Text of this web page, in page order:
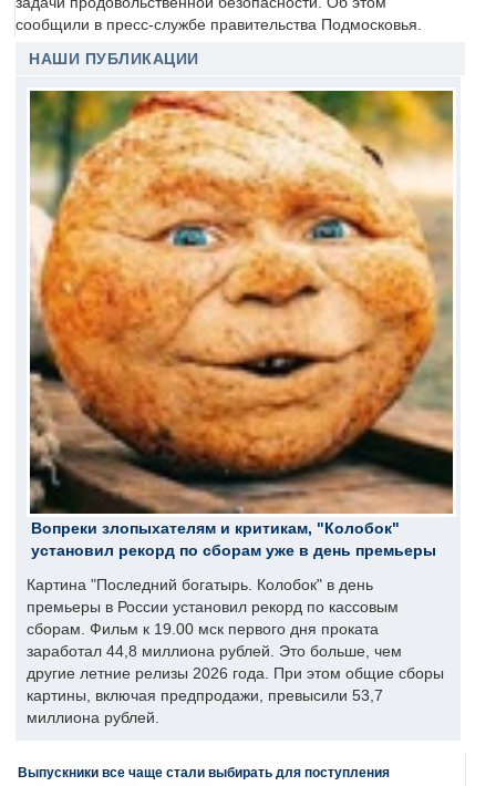
сообщили в пресс-службе правительства Подмосковья.
НАШИ ПУБЛИКАЦИИ
Вопреки злопыхателям и критикам, "Колобок"
установил рекорд по сборам уже в день премьеры
Картина "Последний богатырь. Колобок" в день
премьеры в России установил рекорд по кассовым
сборам. Фильм к 19.00 мск первого дня проката
заработал 44,8 миллиона рублей. Это больше, чем
другие летние релизы 2026 года. При этом общие сборы
картины, включая предпродажи, превысили 53,7
миллиона рублей.
Выпускники все чаще стали выбирать для поступления